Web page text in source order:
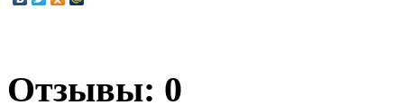
Отзывы: 0